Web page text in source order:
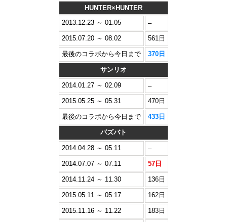
HUNTER×HUNTER
2013.12.23 ～ 01.05
–
2015.07.20 ～ 08.02
561日
最後のコラボから今日まで 370日
サンリオ
2014.01.27 ～ 02.09
–
2015.05.25 ～ 05.31
470日
最後のコラボから今日まで 433日
パズバト
2014.04.28 ～ 05.11
–
2014.07.07 ～ 07.11
57日
2014.11.24 ～ 11.30 136日
2015.05.11 ～ 05.17 162日
2015.11.16 ～ 11.22 183日